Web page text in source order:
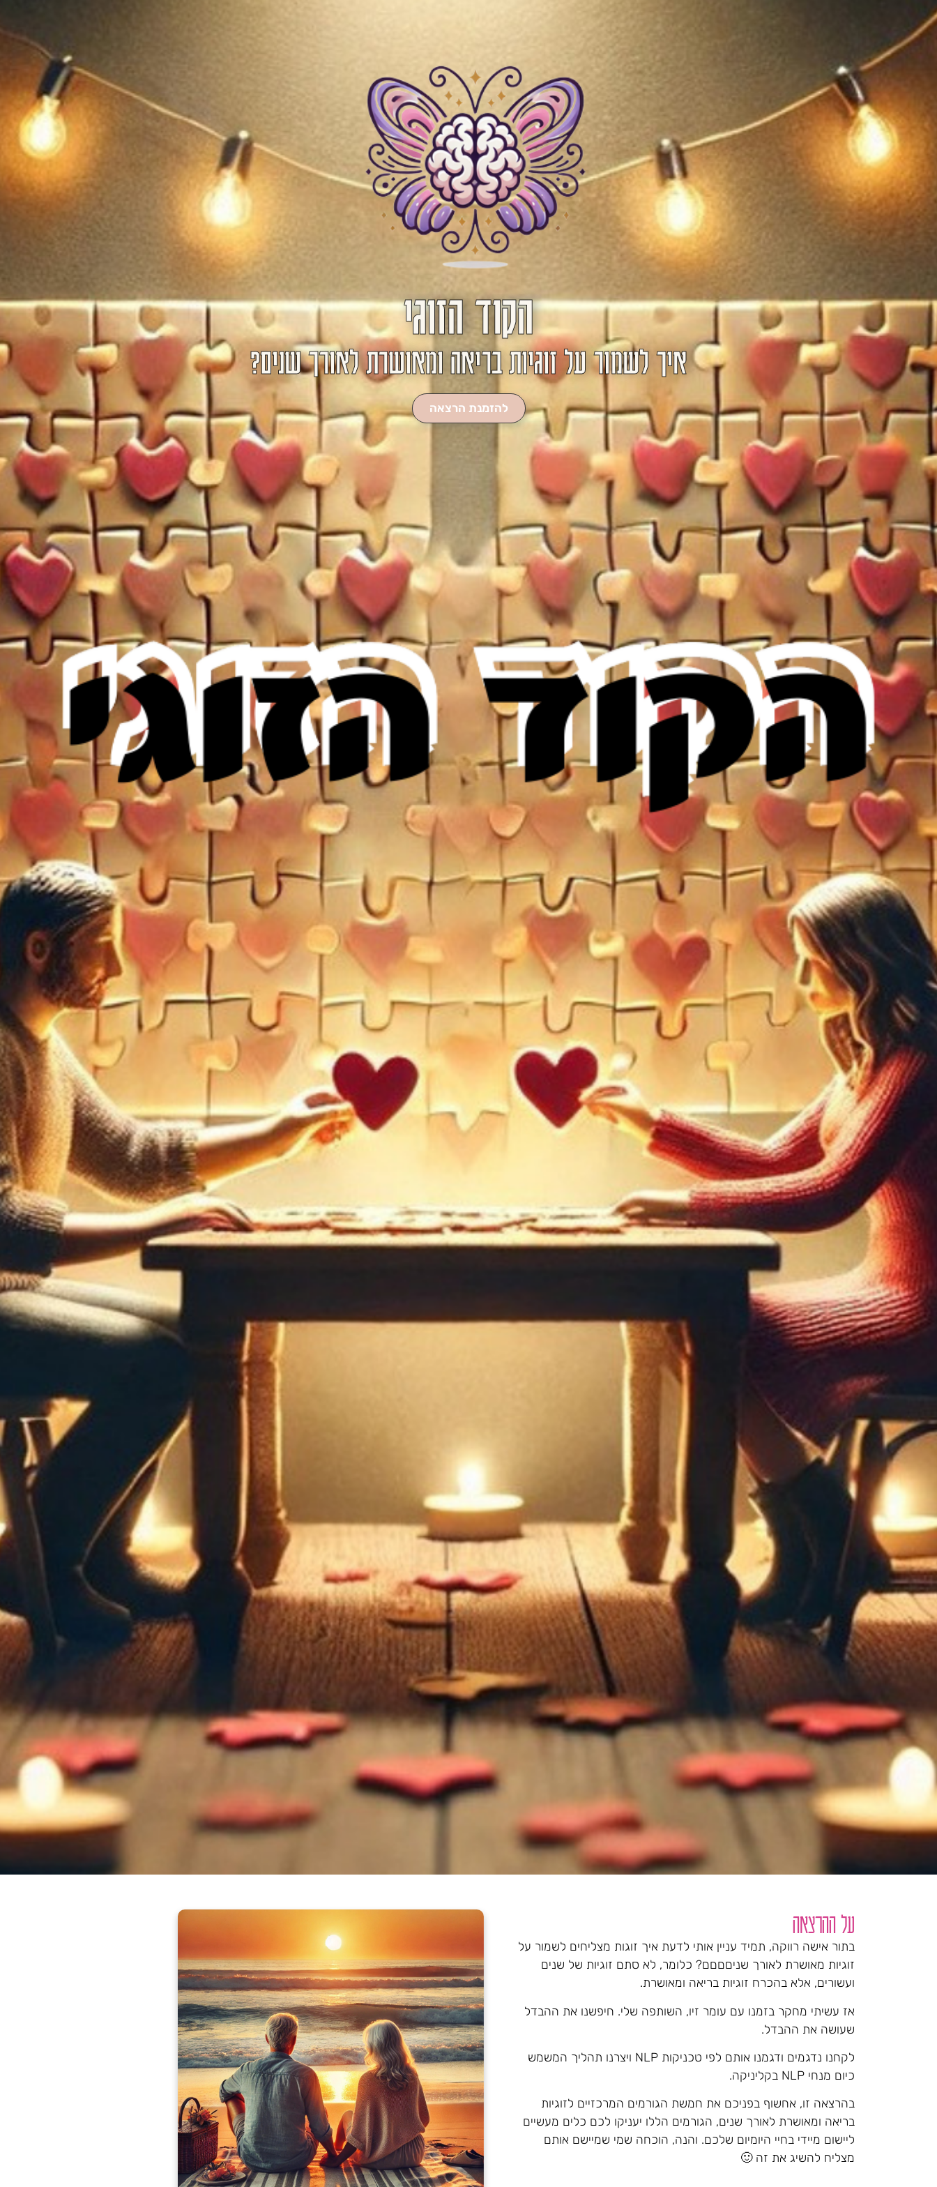
הקוד הזוגי
איך לשמור על זוגיות בריאה ומאושרת לאורך שנים?
להזמנת הרצאה
על ההרצאה
בתור אישה רווקה, תמיד עניין אותי לדעת איך זוגות מצליחים לשמור על
זוגיות מאושרת לאורך שניםםםם? כלומר, לא סתם זוגיות של שנים
ועשורים, אלא בהכרח זוגיות בריאה ומאושרת.
אז עשיתי מחקר בזמנו עם עומר זיו, השותפה שלי. חיפשנו את ההבדל
שעושה את ההבדל.
לקחנו נדגמים ודגמנו אותם לפי טכניקות NLP ויצרנו תהליך המשמש
כיום מנחי NLP בקליניקה.
בהרצאה זו, אחשוף בפניכם את חמשת הגורמים המרכזיים לזוגיות
בריאה ומאושרת לאורך שנים, הגורמים הללו יעניקו לכם כלים מעשיים
ליישום מיידי בחיי היומיום שלכם. והנה, הוכחה שמי שמיישם אותם
מצליח להשיג את זה 🙂